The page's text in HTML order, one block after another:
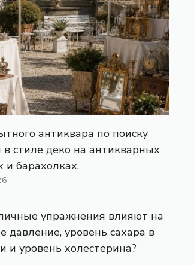
антиквара по поиску
стиле деко на антикварных
и барахолках.